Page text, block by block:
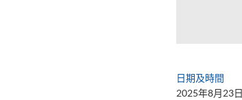
日期及時間
2025年8月23